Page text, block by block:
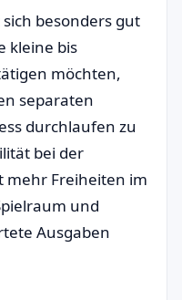
besonders gut
kleine bis
möchten,
separaten
durchlaufen zu
bei der
Freiheiten im
und
Ausgaben